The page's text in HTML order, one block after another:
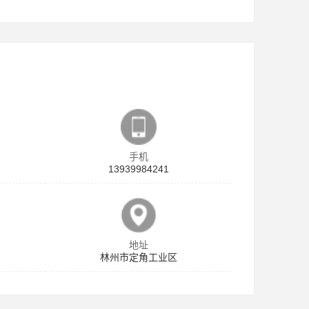
手机
13939984241
地址
林州市定角工业区